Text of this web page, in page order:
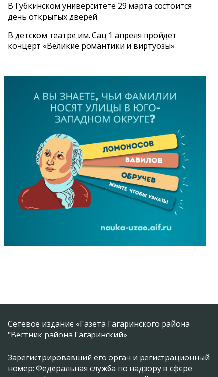
В Губкинском университете 29 марта состоится
день открытых дверей
В детском театре им. Сац 1 апреля пройдет
концерт «Великие романтики и виртуозы»
Сетевое издание «Газета Гагаринского района
"Вестник района Гагаринский»
Зарегистрировавший его орган и регистрационный
номер: Федеральная служба по надзору в сфере